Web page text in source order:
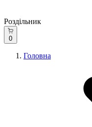
Роздільник
0
Головна